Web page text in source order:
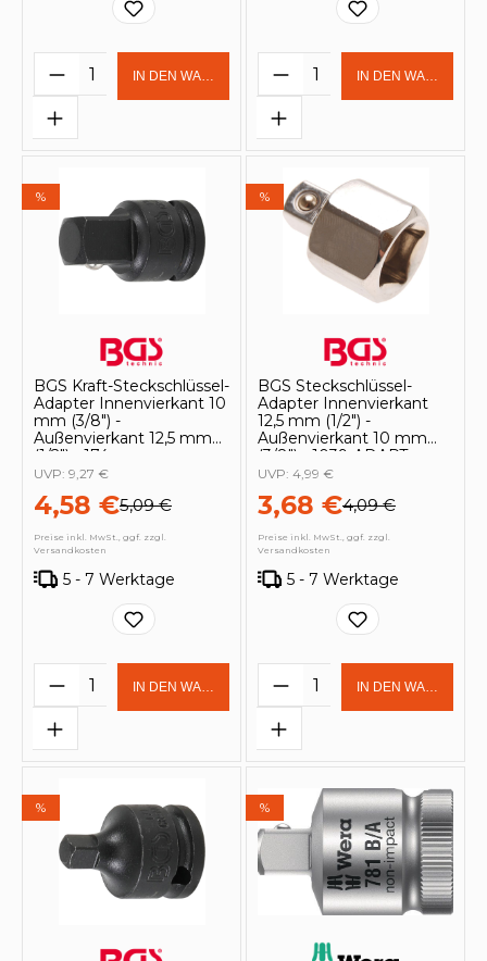
Produkt Anzahl: Gib den
IN DEN WARENKORB Produkt Anzahl:
IN DEN
%
BGS Kraft-Steckschlüssel-
Adapter Innenvierkant 10
mm (3/8") -
Außenvierkant 12,5 mm
(1/2") - 174
4,58 €5,09 €
UVP: 9,27 €
Preise inkl. MwSt., ggf. zzgl.
Versandkosten
5 - 7 Werktage
Produkt Anzahl: Gib den
IN DEN WARENKORB
%
BGS Steckschlüssel-
Adapter Innenvierkant
12,5 mm (1/2") -
Außenvierkant 10 mm
(3/8") - 1039-ADAPT
3,68 €4,09 €
UVP: 4,99 €
Preise inkl. MwSt., ggf. zzgl.
Versandkosten
5 - 7 Werktage
Produkt Anzahl:
IN DEN
% %